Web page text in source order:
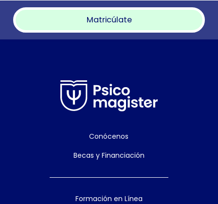
Matricúlate
Conócenos
Becas y Financiación
Formación en Línea